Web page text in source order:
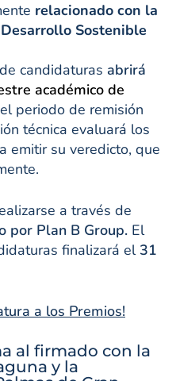
relacionado con la
Sostenible
candidaturas abrirá
académico de
periodo de remisión
técnica evaluará los
emitir su veredicto, que
a través de
por Plan B Group. El
finalizará el31
a los Premios!
al firmado con la
y la